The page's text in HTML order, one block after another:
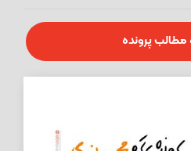
پرونده